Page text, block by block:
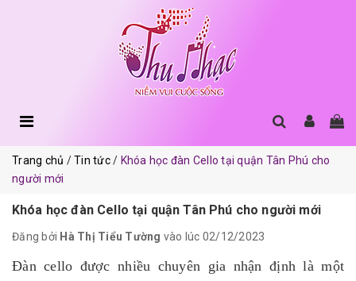
Trang chủ Tin tức
Khóa học đàn Cello tại quận Tân Phú cho
người mới
Khóa học đàn Cello tại quận Tân Phú cho người mới
Đăng bởi Hà Thị Tiểu Tường vào lúc 02/12/2023
Đàn cello được nhiều chuyên gia nhận định là một